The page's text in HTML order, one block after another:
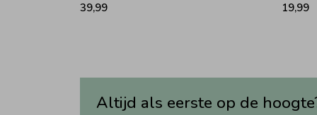
39,99 19,99
Altijd als eerste op de